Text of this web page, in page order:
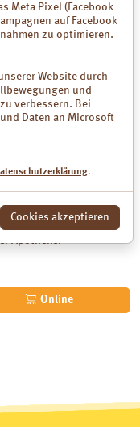
Packungsbeilage und
Apotheke.
Online
Meta Pixel (Facebook
auf Facebook
zu optimieren.
Website durch
und
verbessern. Bei
Daten an Microsoft
.
Cookies akzeptieren